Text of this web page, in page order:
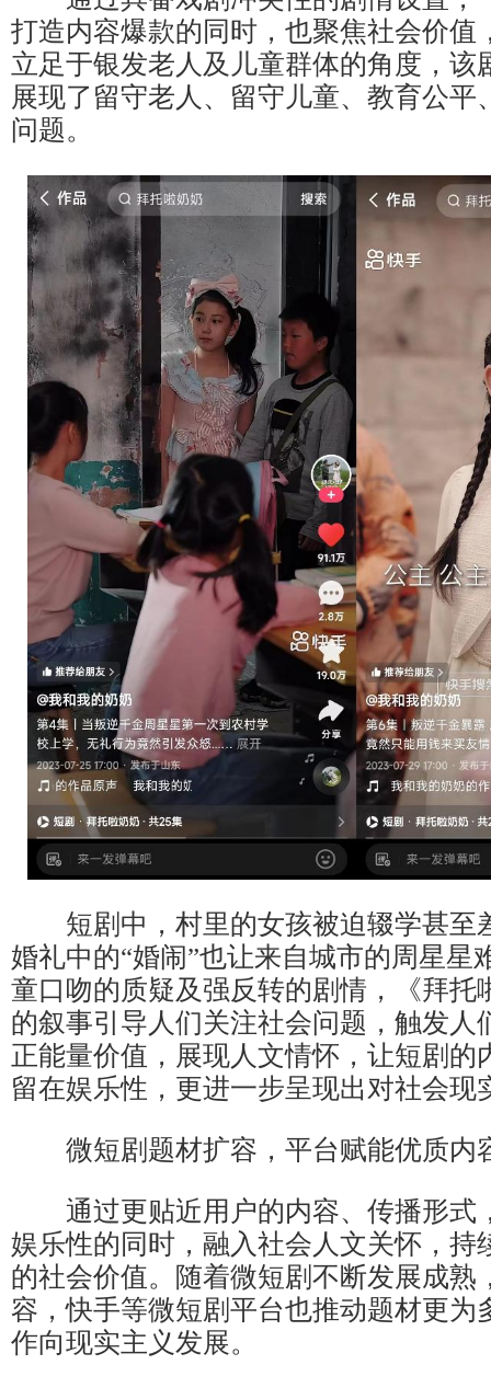
打造内容爆款的同时，也聚焦社会价值
立足于银发老人及儿童群体的角度，该
展现了留守老人、留守儿童、教育公平
问题。
短剧中，村里的女孩被迫辍学甚至
婚礼中的“婚闹”也让来自城市的周星星
童口吻的质疑及强反转的剧情，《拜托
的叙事引导人们关注社会问题，触发人
正能量价值，展现人文情怀，让短剧的
留在娱乐性，更进一步呈现出对社会现
微短剧题材扩容，平台赋能优质内
通过更贴近用户的内容、传播形式
娱乐性的同时，融入社会人文关怀，持
的社会价值。随着微短剧不断发展成熟
容，快手等微短剧平台也推动题材更为
作向现实主义发展。